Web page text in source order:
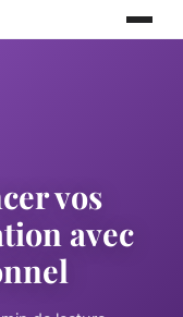
vos
avec